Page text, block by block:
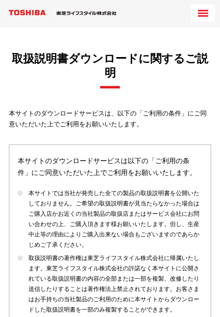
取扱説明書ダウンロードに関するご説
明
本サイトのダウンロードサービスは、以下の「ご利用の条件」にご同
意いただいた上でご利用をお願いいたします。
本サイトのダウンロードサービスは以下の「ご利用の条
件」にご同意いただいた上でご利用をお願いいたします。
本サイトでは当社が発売した全ての製品の取扱説明書を公開いた
しておりません。ご希望の取扱説明書が見当たらなかった場合は
ご購入店かお近くの当社製品の取扱店またはサービス会社にお問
い合わせの上、ご購入頂きます様お願いいたします。但し、生産
中止等の理由によりご購入出来ない場合もございますのであらか
じめご了承ください。
取扱説明書の著作権は東芝ライフスタイル株式会社に帰属いたし
ます。東芝ライフスタイル株式会社の許諾なく本サイトに公開さ
れている取扱説明書の内容の全部または一部を複製、改修したり
送信したりすることは著作権法上禁止されております。お客さま
はお手持ちの当社製品のご利用のために本サイトからダウンロー
ドした取扱説明書を一部のみ複製することができます。